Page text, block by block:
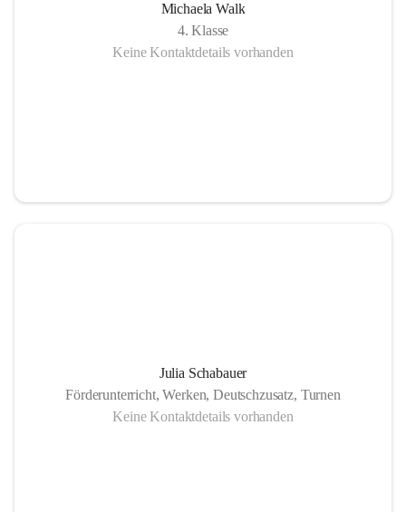
Michaela Walk
4. Klasse
Keine Kontaktdetails vorhanden
Julia Schabauer
Förderunterricht, Werken, Deutschzusatz, Turnen
Keine Kontaktdetails vorhanden